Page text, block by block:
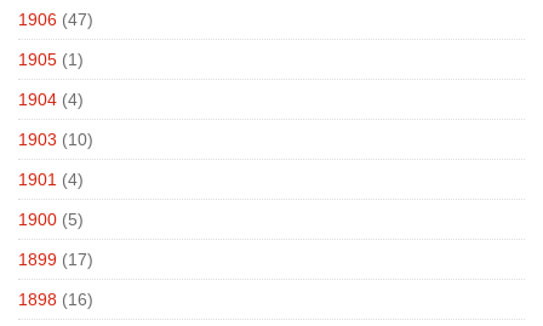
1906 (47)
1905 (1)
1904 (4)
1903 (10)
1901 (4)
1900 (5)
1899 (17)
1898 (16)